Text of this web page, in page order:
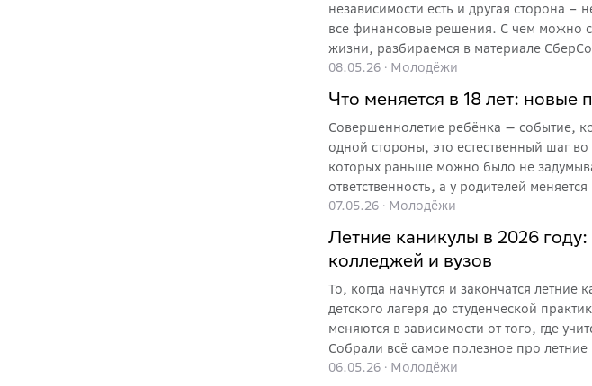
независимости есть и другая сторона
все финансовые решения. С чем можно
жизни, разбираемся в материале
08.05.26 · Молодёжи
Что меняется в 18 лет: новые
Совершеннолетие ребёнка — событие,
одной стороны, это естественный шаг
которых раньше можно было не
ответственность, а у родителей
советники и старшие друзья. В этой
07.05.26 · Молодёжи
Летние каникулы в 2026
колледжей и вузов
То, когда начнутся и закончатся
детского лагеря до студенческой
меняются в зависимости от того, где
Собрали всё самое полезное про летние
06.05.26 · Молодёжи